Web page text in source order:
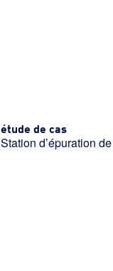
étude de cas
Station d’épuration